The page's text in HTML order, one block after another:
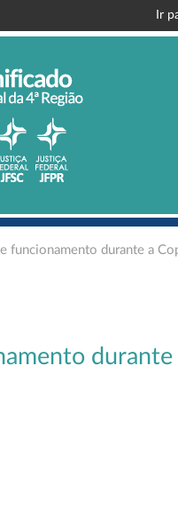
Ir
funcionamento durante a